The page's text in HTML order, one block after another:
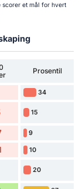
scorer et mål for hvert
Prosentil
34
15
9
10
20